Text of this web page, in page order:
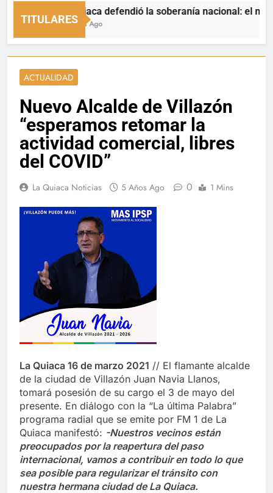
TITULARES
La Quiaca defendió la soberanía nacional: el
11 Horas Ago
ACTUALIDAD
Nuevo Alcalde de Villazón
“esperamos retomar la
actividad comercial, libres
del COVID”
La Quiaca Noticias 5 Años Ago 0 1 Mins
La Quiaca 16 de marzo 2021 // El flamante alcalde
de la ciudad de Villazón Juan Navia Llanos,
tomará posesión de su cargo el 3 de mayo del
presente. En diálogo con la “La última Palabra”
programa radial que se emite por FM 1 de La
Quiaca manifestó: -Nuestros vecinos están
preocupados por la reapertura del paso
internacional, vamos a contribuir en todo lo que
sea posible para regularizar el tránsito con
nuestra hermana ciudad de La Quiaca.